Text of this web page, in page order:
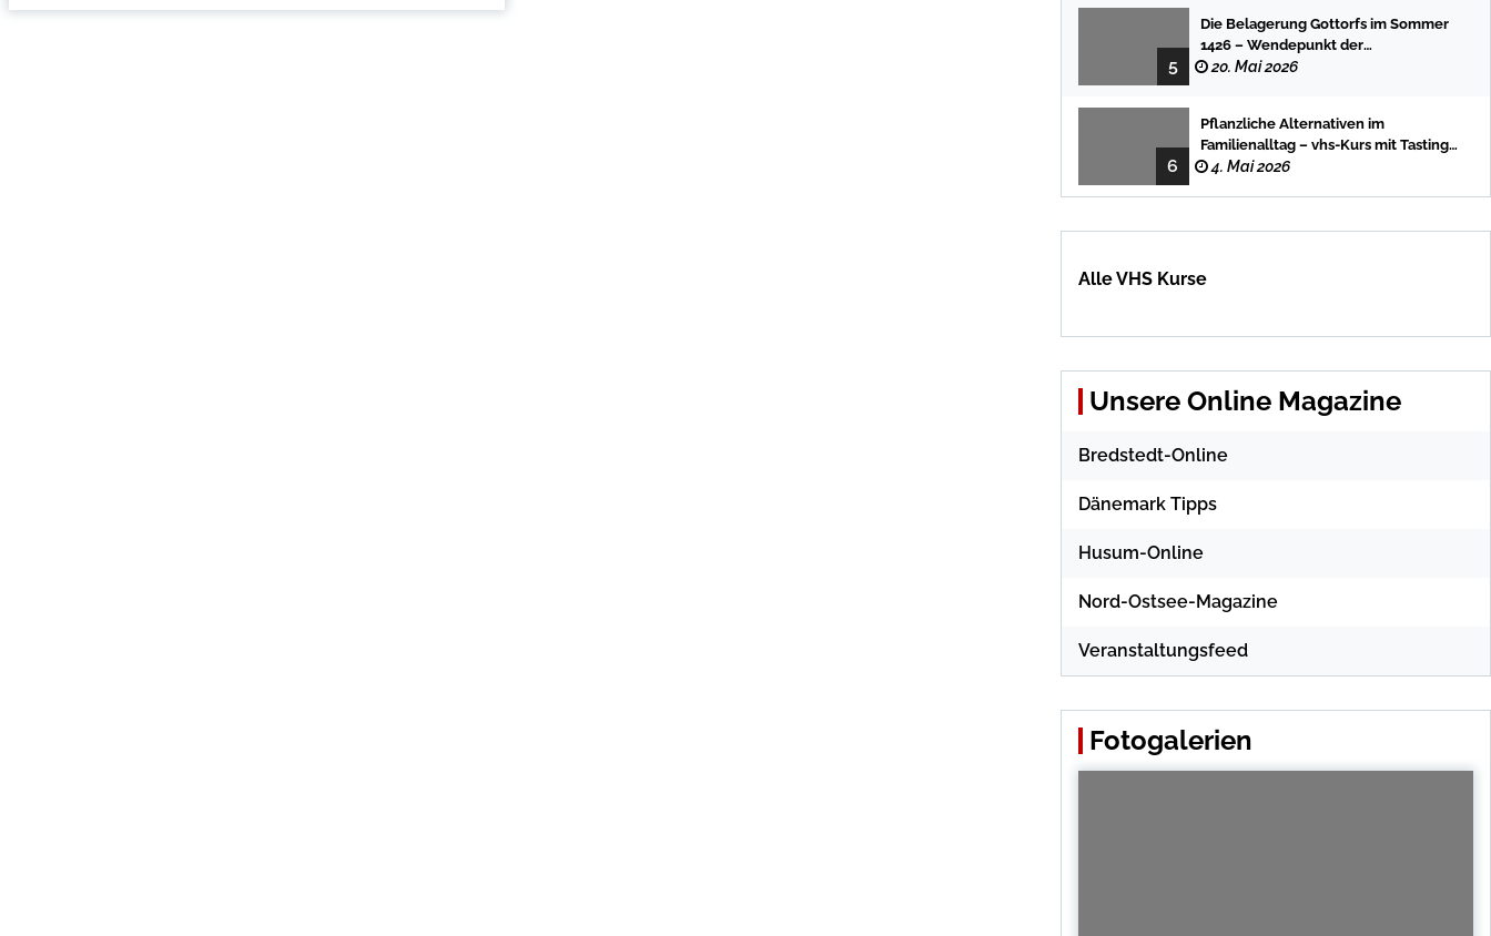
5
Die Belagerung Gottorfs im Sommer
1426 – Wendepunkt der
Landesgeschichte
20. Mai 2026
6
Pflanzliche Alternativen im
Familienalltag – vhs-Kurs mit Tasting
und einfachen DIY-Rezepten
4. Mai 2026
Alle VHS Kurse
Unsere Online Magazine
Bredstedt-Online
Dänemark Tipps
Husum-Online
Nord-Ostsee-Magazine
Veranstaltungsfeed
Fotogalerien